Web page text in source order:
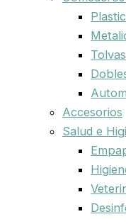
Tolvas
Accesorios
Salud e